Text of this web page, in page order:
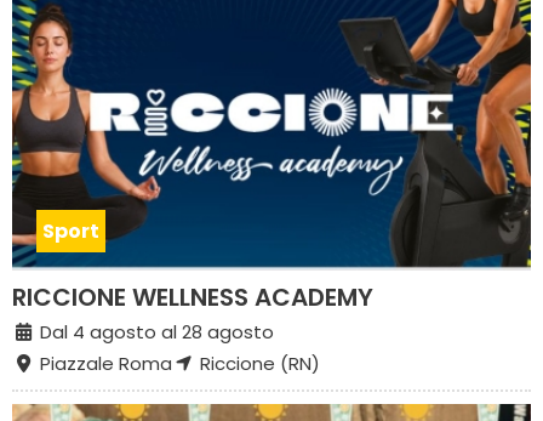
Sport
RICCIONE WELLNESS ACADEMY
Dal 4 agosto al 28 agosto
Piazzale Roma
Riccione (RN)